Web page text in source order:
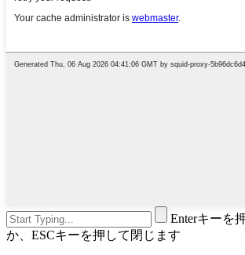
Enterキーを
か、ESCキーを押して閉じます